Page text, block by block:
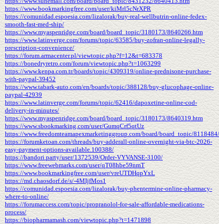
https://www.bookmarkingfree.com/user/kiMrl5cNrXPR
https://comunidad.espoesia.com/lizalorak/buy-real-wellbutrin-online-fedex-
smooth-fast-med-ship/
https://www.myaspenridge.com/board/board_topic/3180173/8640266.htm
https://www.latinverge.com/forums/topic/63585/buy-zofran-online-legally-
prescription-convenience/
https://forum.armacenter.pl/viewtopic.php?f=12&t=683378
https://bonedryretro.com/forum/viewtopic.php?t=1063299
https://www.kenpa.com.tr/boards/topic/4309319/online-prednisone-purchase-
with-paypal-39452
https://www.tabark-auto.com/en/boards/topic/388128/buy-glucophage-online-
paypal-42939
https://www.latinverge.com/forums/topic/62416/dapoxetine-online-cod-
delivery-in-minutes/
https://www.myaspenridge.com/board/board_topic/3180173/8640319.htm
https://www.sbookmarking.com/user/GumqCrf5qtUz
https://www.freedomteamapexmarketinggroup.com/board/board_topic/
https://forumketoan.com/threads/buy-adderall-online-overnight-via-btc-2026-
easy-payment-options-available.100388/
https://bandori.party/user/1372539/Order-VYVANSE-3100/
https://www.freewebmarks.com/user/qT08hbe59nmT
https://www.bookmarkingfree.com/user/vreUTDHqpYxL
https://md.chaosdorf.de/s/-4MIjfMos1
https://comunidad.espoesia.com/lizalorak/buy-phentermine-online-pharmacy-
where-to-online/
https://forumaccess.com/topic/propranolol-for-sale-affordable-medications-
process/
https://biopharmamash.com/viewtopic.php?t=1471898